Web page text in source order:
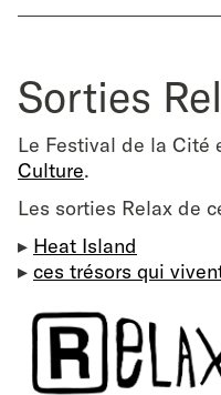
Sorties
Le Festival de la Cité
Culture.
Les sorties Relax de
▸ Heat Island
▸ ces trésors qui